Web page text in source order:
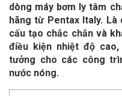
dòng máy bơm ly tâm
hãng từ Pentax Italy.
cấu tạo chắc chắn và
điều kiện nhiệt độ
tưởng cho các công
nước nóng.